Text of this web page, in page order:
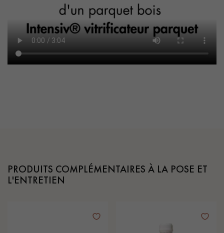
PRODUITS COMPLÉMENTAIRES À LA POSE ET
L'ENTRETIEN